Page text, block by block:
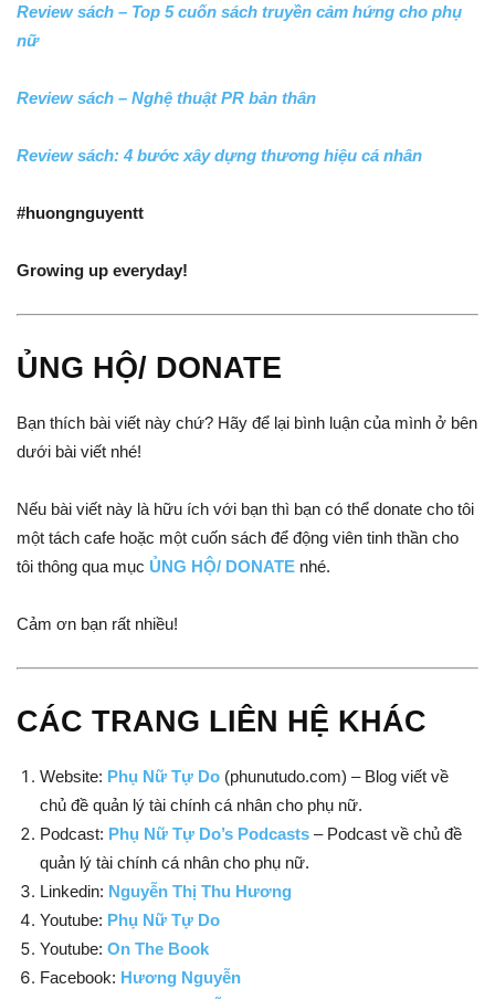
Review sách – Top 5 cuốn sách truyền cảm hứng cho phụ
nữ
Review sách – Nghệ thuật PR bản thân
Review sách: 4 bước xây dựng thương hiệu cá nhân
#huongnguyentt
Growing up everyday!
ỦNG HỘ/ DONATE
Bạn thích bài viết này chứ? Hãy để lại bình luận của mình ở bên
dưới bài viết nhé!
Nếu bài viết này là hữu ích với bạn thì bạn có thể donate cho tôi
một tách cafe hoặc một cuốn sách để động viên tinh thần cho
tôi thông qua mục ỦNG HỘ/ DONATE nhé.
Cảm ơn bạn rất nhiều!
CÁC TRANG LIÊN HỆ KHÁC
Website: Phụ Nữ Tự Do (phunutudo.com) – Blog viết về
chủ đề quản lý tài chính cá nhân cho phụ nữ.
Podcast: Phụ Nữ Tự Do’s Podcasts – Podcast về chủ đề
quản lý tài chính cá nhân cho phụ nữ.
Linkedin: Nguyễn Thị Thu Hương
Youtube: Phụ Nữ Tự Do
Youtube: On The Book
Facebook: Hương Nguyễn